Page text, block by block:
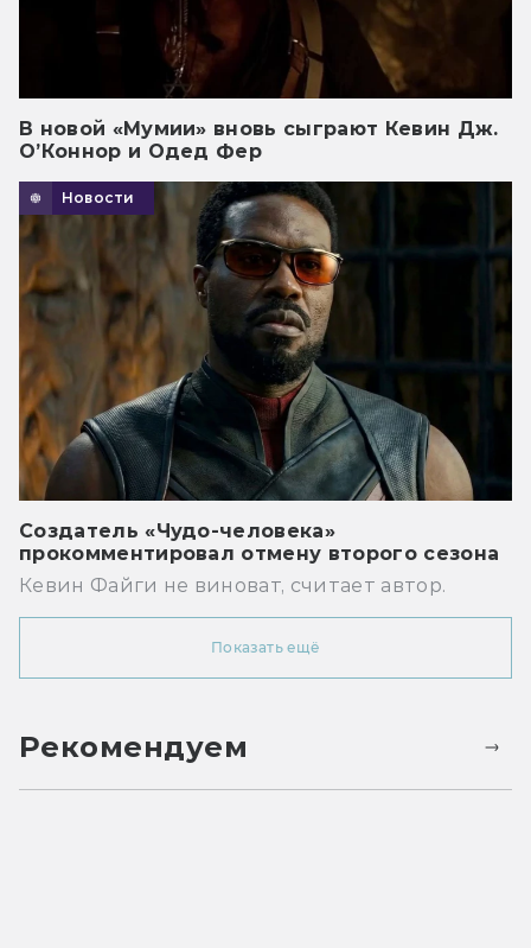
В новой «Мумии» вновь сыграют Кевин Дж.
О’Коннор и Одед Фер
Новости
Создатель «Чудо-человека»
прокомментировал отмену второго сезона
Кевин Файги не виноват, считает автор.
Показать ещё
Рекомендуем